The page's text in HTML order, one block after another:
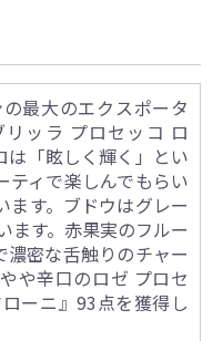
最大のエクスポータ
ッラ プロセッコ ロ
は「眩しく輝く」とい
ティで楽しんでもらい
ます。ブドウはグレー
ます。赤果実のフルー
濃密な舌触りのチャー
や辛口のロゼ プロセ
ーニ』93点を獲得し